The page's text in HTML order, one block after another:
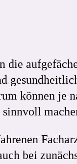
die
können je
bei